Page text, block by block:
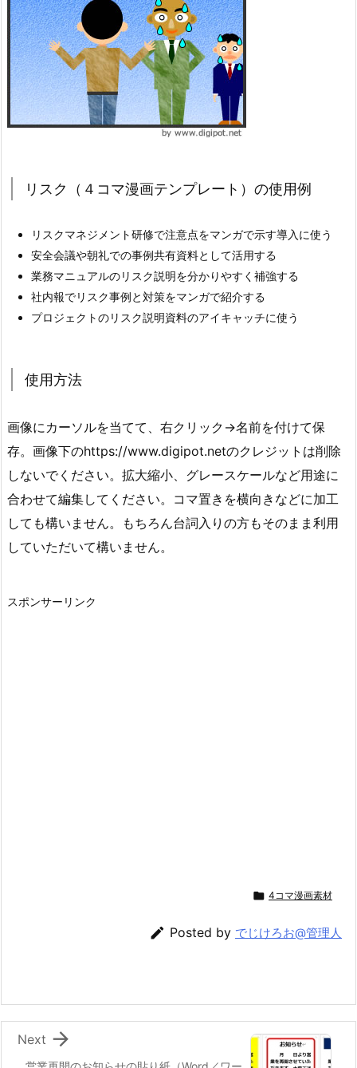
リスク（４コマ漫画テンプレート）の使用例
リスクマネジメント研修で注意点をマンガで示す導入に使う
安全会議や朝礼での事例共有資料として活用する
業務マニュアルのリスク説明を分かりやすく補強する
社内報でリスク事例と対策をマンガで紹介する
プロジェクトのリスク説明資料のアイキャッチに使う
使用方法
画像にカーソルを当てて、右クリック→名前を付けて保
存。画像下のhttps://www.digipot.netのクレジットは削除
しないでください。拡大縮小、グレースケールなど用途に
合わせて編集してください。コマ置きを横向きなどに加工
しても構いません。もちろん台詞入りの方もそのまま利用
していただいて構いません。
スポンサーリンク
 4コマ漫画素材
 Posted by でじけろお@管理人

Next